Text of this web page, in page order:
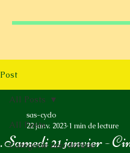
Post
All Posts
Catégorie non définie
All Posts
. Samedi 21 janvier -
sas-cyclo
22 janv. 2023 1 min de lecture